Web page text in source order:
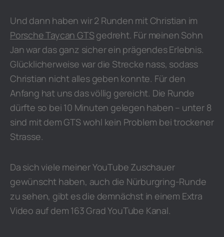
Und dann haben wir 2 Runden mit Christian im
Porsche Taycan GTSgedreht. Für meinen Sohn
Jan war das ganz sicher ein prägendes Erlebnis.
Glücklicherweise war die Strecke nass, sodass
Christian nicht alles geben konnte. Für den
Anfang hat uns das völlig gereicht. Die Runde
dürfte so bei 10 Minuten gelegen haben – unter 8
sind mit dem GTS wohl kein Problem bei trockener
Strasse.
Da sich viele meiner YouTube Zuschauer
gewünscht haben, auch die Nürburgring-Runde
zu sehen, gibt es die demnächst in einem Extra
Video auf dem 163 Grad YouTube Kanal.